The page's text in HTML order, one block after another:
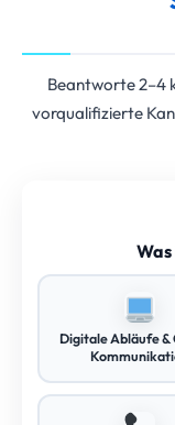
Beantworte 2–4
vorqualifizierte
Digitale Abläufe &